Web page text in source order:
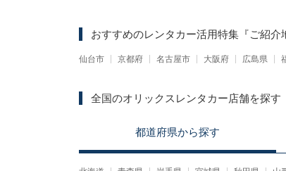
おすすめのレンタカー活用特集 『ご紹
仙台市 京都府 名古屋市 大阪府 広島県
全国のオリックスレンタカー店舗を探す
都道府県から探す